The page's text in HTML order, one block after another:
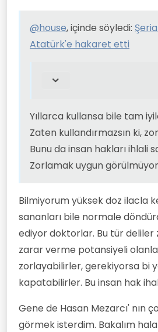
Zorlamak uygun
var. Kasa enjekte
antipsikotikler
seferliğine
@house, içinde söyledi:
Atatürk'e hakaret etti
Yıllarca kullansa bile tam
Zaten kullandırmazsın ki,
Bunu da insan hakları ihlali
Zorlamak uygun
Bilmiyorum yüksek doz ilacla
sananları bile normale
ediyor doktorlar. Bu tür deliler
zarar verme potansiyeli
zorlayabilirler, gerekiyorsa bi
kapatabilirler. Bu insan hak
Gene de Hasan Mezarcı' nın
görmek isterdim. Bakalım